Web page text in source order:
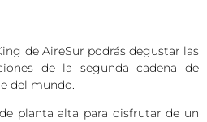
de AireSur podrás degustar las
de la segunda cadena de
del mundo.
planta alta para disfrutar de un